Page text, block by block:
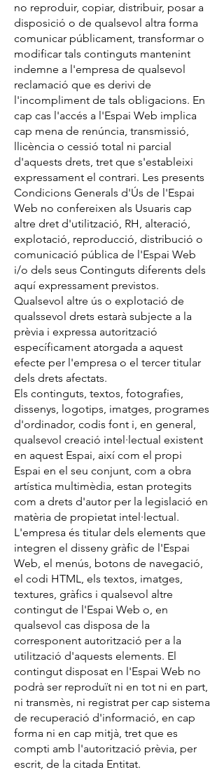
no reproduir, copiar, distribuir, posar a
disposició o de qualsevol altra forma
comunicar públicament, transformar o
modificar tals continguts mantenint
indemne a l'empresa de qualsevol
reclamació que es derivi de
l'incompliment de tals obligacions. En
cap cas l'accés a l'Espai Web implica
cap mena de renúncia, transmissió,
llicència o cessió total ni parcial
d'aquests drets, tret que s'estableixi
expressament el contrari. Les presents
Condicions Generals d'Ús de l'Espai
Web no confereixen als Usuaris cap
altre dret d'utilització, RH, alteració,
explotació, reproducció, distribució o
comunicació pública de l'Espai Web
i/o dels seus Continguts diferents dels
aquí expressament previstos.
Qualsevol altre ús o explotació de
qualssevol drets estarà subjecte a la
prèvia i expressa autorització
específicament atorgada a aquest
efecte per l'empresa o el tercer titular
dels drets afectats.
Els continguts, textos, fotografies,
dissenys, logotips, imatges, programes
d'ordinador, codis font i, en general,
qualsevol creació intel·lectual existent
en aquest Espai, així com el propi
Espai en el seu conjunt, com a obra
artística multimèdia, estan protegits
com a drets d'autor per la legislació en
matèria de propietat intel·lectual.
L'empresa és titular dels elements que
integren el disseny gràfic de l'Espai
Web, el menús, botons de navegació,
el codi HTML, els textos, imatges,
textures, gràfics i qualsevol altre
contingut de l'Espai Web o, en
qualsevol cas disposa de la
corresponent autorització per a la
utilització d'aquests elements. El
contingut disposat en l'Espai Web no
podrà ser reproduït ni en tot ni en part,
ni transmès, ni registrat per cap sistema
de recuperació d'informació, en cap
forma ni en cap mitjà, tret que es
compti amb l'autorització prèvia, per
escrit, de la citada Entitat.